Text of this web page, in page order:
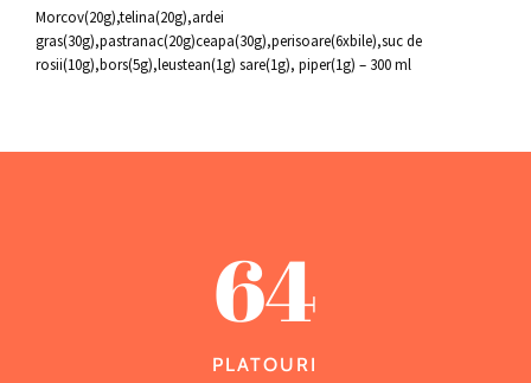
Morcov(20g),telina(20g),ardei
gras(30g),pastranac(20g)ceapa(30g),perisoare(6xbile),suc de
rosii(10g),bors(5g),leustean(1g) sare(1g), piper(1g) – 300 ml
64
PLATOURI